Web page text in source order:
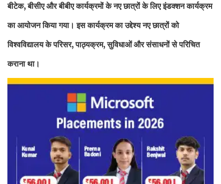
बीटेक, बीसीए और बीबीए कार्यक्रमों के नए छात्रों के लिए इंडक्शन कार्यक्रम
का आयोजन किया गया। इस कार्यक्रम का उद्देश्य नए छात्रों को
विश्वविद्यालय के परिसर, पाठ्यक्रम, सुविधाओं और संसाधनों से परिचित
कराना था।